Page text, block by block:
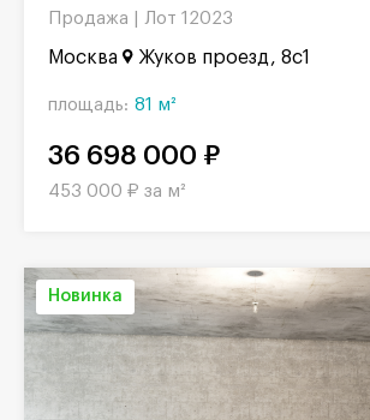
Продажа | Лот 12023
Москва Жуков проезд, 8с1
площадь: 81 м²
36 698 000 ₽
453 000 ₽ за м²
Новинка